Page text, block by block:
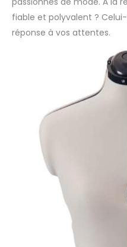
fiable et polyvalent ?
réponse à vos attentes.